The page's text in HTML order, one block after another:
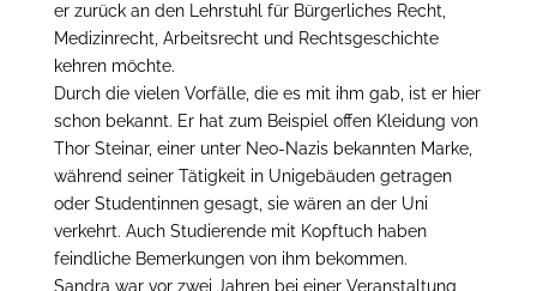
er zurück an den Lehrstuhl für Bürgerliches Recht,
Medizinrecht, Arbeitsrecht und Rechtsgeschichte
kehren möchte.
Durch die vielen Vorfälle, die es mit ihm gab, ist er hier
schon bekannt. Er hat zum Beispiel offen Kleidung von
Thor Steinar, einer unter Neo-Nazis bekannten Marke,
während seiner Tätigkeit in Unigebäuden getragen
oder Studentinnen gesagt, sie wären an der Uni
verkehrt. Auch Studierende mit Kopftuch haben
feindliche Bemerkungen von ihm bekommen.
Sandra war vor zwei Jahren bei einer Veranstaltung,